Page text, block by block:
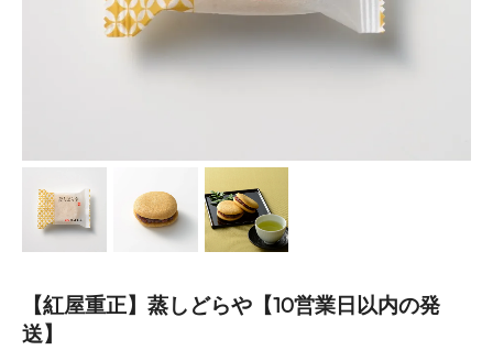
【紅屋重正】蒸しどらや【10営業日以内の発
送】